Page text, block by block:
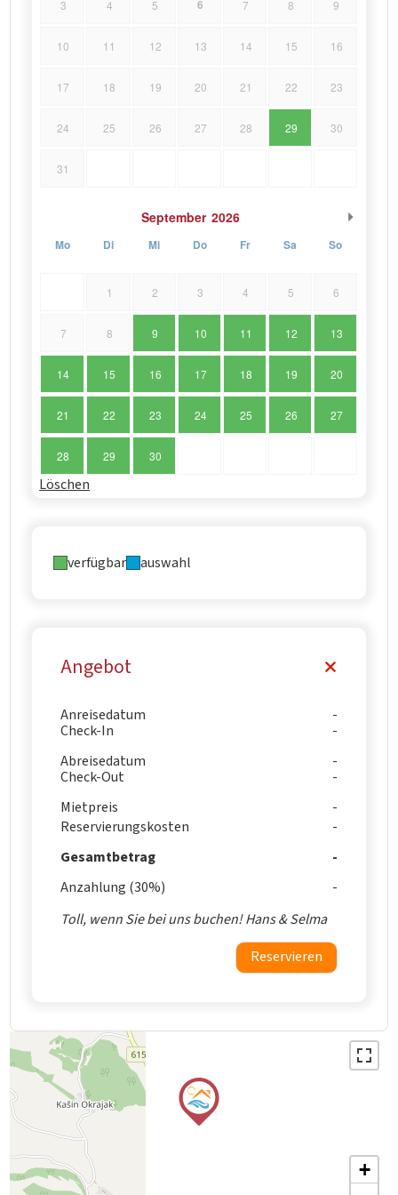
3 4 5 6 7 8 9
10 11 12 13 14 15 16
17 18 19 20 21 22 23
24 25 26 27 28 29 30
31
September 2026
Mo Di Mi Do Fr Sa So
1 2 3 4 5 6
7 8 9 10 11 12 13
14 15 16 17 18 19 20
21 22 23 24 25 26 27
28 29 30
Löschen
verfügbar auswahl
Angebot
Anreisedatum
Check-In
Abreisedatum
Check-Out
Mietpreis
Reservierungskosten
Gesamtbetrag
Anzahlung (30%)
Toll, wenn Sie bei uns buchen! Hans & Selma
Reservieren
+